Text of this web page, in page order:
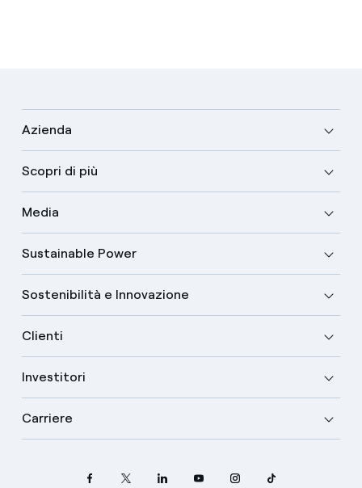
Azienda
Scopri di più
Media
Sustainable Power
Sostenibilità e Innovazione
Clienti
Investitori
Carriere